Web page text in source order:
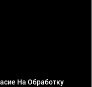
На Обработку